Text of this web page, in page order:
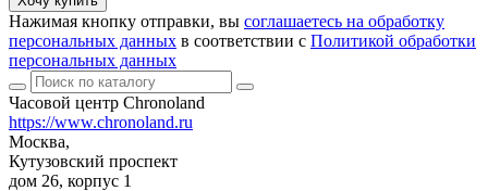
Нажимая кнопку отправки, вы соглашаетесь на обработку
персональных данных в соответствии с Политикой обработки
персональных данных
Часовой центр Chronoland
https://www.chronoland.ru
Москва,
Кутузовский проспект
дом 26, корпус 1